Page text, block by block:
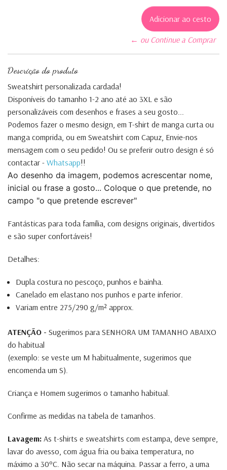
← ou Continue a Comprar
Descrição do produto
Sweatshirt personalizada cardada!
Disponíveis do tamanho 1-2 ano até ao 3XL e são
personalizáveis com desenhos e frases a seu gosto...
Podemos fazer o mesmo design, em T-shirt de manga curta ou
manga comprida, ou em Sweatshirt com Capuz, Envie-nos
mensagem com o seu pedido! Ou se preferir outro design é só
contactar - Whatsapp!!
Ao desenho da imagem, podemos acrescentar nome,
inicial ou frase a gosto... Coloque o que pretende, no
campo "o que pretende escrever"
Fantásticas para toda família, com designs originais, divertidos
e são super confortáveis!
Detalhes:
Dupla costura no pescoço, punhos e bainha.
Canelado em elastano nos punhos e parte inferior.
Variam entre 275/290 g/m² approx.
ATENÇÃO - Sugerimos para SENHORA UM TAMANHO ABAIXO
do habitual
(exemplo: se veste um M habitualmente, sugerimos que
encomenda um S).
Criança e Homem sugerimos o tamanho habitual.
Confirme as medidas na tabela de tamanhos.
Lavagem: As t-shirts e sweatshirts com estampa, deve sempre,
lavar do avesso, com água fria ou baixa temperatura, no
máximo a 30ºC. Não secar na máquina. Passar a ferro, a uma